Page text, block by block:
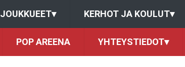
JOUKKUEET▾ KERHOT JA KOULUT▾
POP AREENA YHTEYSTIEDOT▾